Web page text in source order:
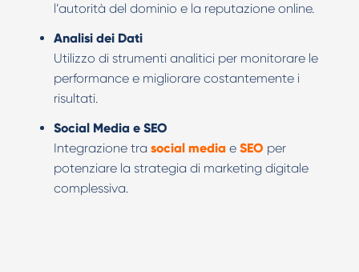
l’autorità del dominio e la reputazione online.
Analisi dei Dati
Utilizzo di strumenti analitici per monitorare le
performance e migliorare costantemente i
risultati.
Social Media e SEO
Integrazione tra social media e SEO per
potenziare la strategia di marketing digitale
complessiva.